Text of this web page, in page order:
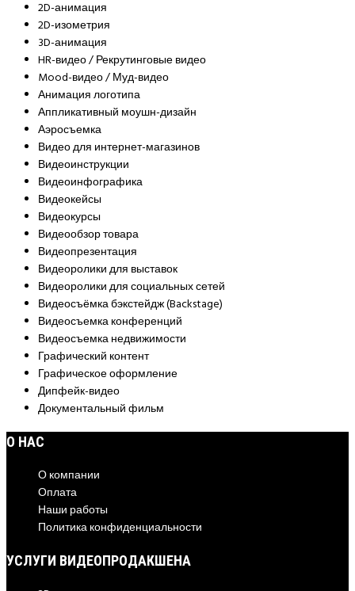
2D-анимация
2D-изометрия
3D-анимация
HR-видео / Рекрутинговые видео
Mood-видео / Муд-видео
Анимация логотипа
Аппликативный моушн-дизайн
Аэросъемка
Видео для интернет-магазинов
Видеоинструкции
Видеоинфографика
Видеокейсы
Видеокурсы
Видеообзор товара
Видеопрезентация
Видеоролики для выставок
Видеоролики для социальных сетей
Видеосъёмка бэкстейдж (Backstage)
Видеосъемка конференций
Видеосъемка недвижимости
Графический контент
Графическое оформление
Дипфейк-видео
Документальный фильм
О НАС
О компании
Оплата
Наши работы
Политика конфиденциальности
УСЛУГИ ВИДЕОПРОДАКШЕНА